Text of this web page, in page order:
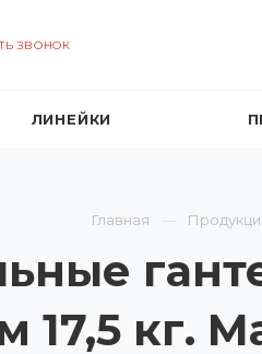
ЗВОНОК
ЛИНЕЙКИ
Главная
кг.